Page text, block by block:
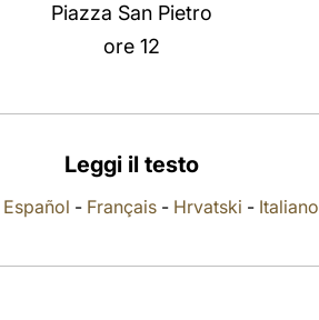
Piazza San Pietro
ore 12
Leggi il testo
Español - Français- Hrvatski - Italiano